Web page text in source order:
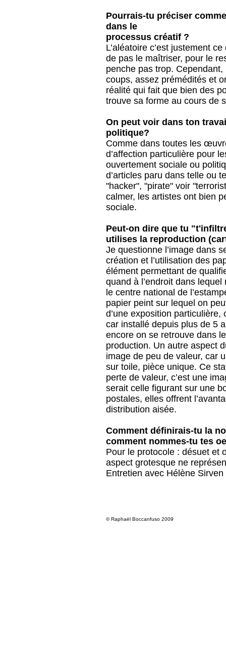
Pourrais-tu préciser
dans le
processus créatif ?
L’aléatoire c’est justement
de pas le maîtriser, pour le
penche pas trop.
coups, assez prémédités et
réalité qui fait que bien des
trouve sa forme au cours de
On peut voir dans ton
politique?
Comme dans toutes les
d’affection particulière pour
ouvertement sociale ou
d’articles paru dans telle ou
"hacker", "pirate" voir
calmer, les artistes ont bien
sociale.
Peut-on dire que tu
utilises la reproduction
Je questionne l’image dans
création et l’utilisation des
élément permettant de
quand à l’endroit dans
le centre national de
papier peint sur lequel on
d’une exposition
car installé depuis plus de 5
encore on se retrouve dans
production. Un autre aspect
image de peu de valeur, car
sur toile, pièce unique. Ce
perte de valeur, c’est une
serait celle figurant sur une
postales, elles offrent
distribution aisée.
Comment définirais-tu la
comment nommes-tu tes
Pour le protocole : désuet et
aspect grotesque ne
Entretien avec Hélène
© Raphaël Boccanfuso 2009